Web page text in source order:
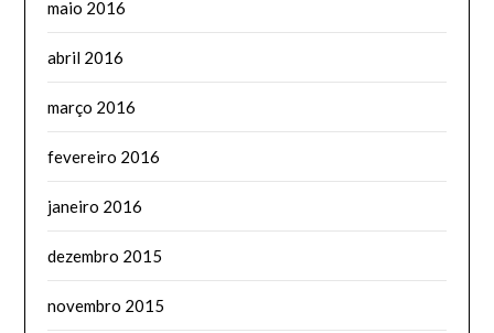
maio 2016
abril 2016
março 2016
fevereiro 2016
janeiro 2016
dezembro 2015
novembro 2015